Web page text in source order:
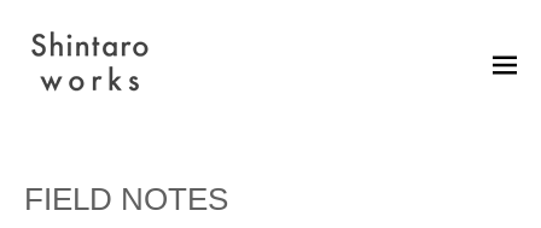
FIELD NOTES